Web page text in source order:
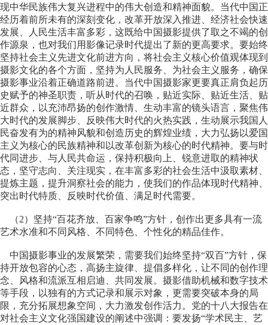
现中华民族伟大复兴进程中的伟大创造和精神面貌。当代中国正
经历着前所未有的深刻变化，改革开放深入推进、经济社会快速
发展、人民生活丰富多彩，这既给中国摄影提供了取之不竭的创
作源泉，也对我们用影像记录时代提出了新的更高要求。要始终
坚持社会主义先进文化前进方向，将社会主义核心价值观体现到
摄影文化的各个方面，坚持为人民服务、为社会主义服务，确保
摄影事业沿着正确道路前进。当代中国摄影家更要真正肩负起历
史赋予的神圣职责，听从时代的召唤，贴近实际、贴近生活、贴
近群众，以充沛昂扬的创作激情、生动丰富的镜头语言，聚焦伟
大时代的发展脚步、反映伟大时代的火热实践，生动展示我国人
民奋发有为的精神风貌和创造历史的辉煌业绩，大力弘扬以爱国
主义为核心的民族精神和以改革创新为核心的时代精神。要与时
代同进步、与人民共命运，保持积极向上、锐意进取的精神状
态，坚守志向、关注现实，在丰富多彩的社会生活中汲取素材、
提炼主题，提升洞察社会的能力，使我们的作品体现时代精神、
突出时代特质、反映时代价值、满足时代需要。
（2）坚持“百花齐放、百家争鸣”方针，创作出更多具有一流
艺术水准和不同风格、不同特色、个性化的精品佳作。
中国摄影事业的发展繁荣，需要我们始终坚持“双百”方针，保
持开放包容的心态，高扬主旋律、提倡多样化，让不同的创作理
念、风格和流派互相启迪、共同发展。摄影借助机械和数字技术
等手段，以独有的方式记录和展示对象，更需要突破本身的局
限，充分拓展想象空间，大力激发创作活力。党的十八大报告在
对社会主义文化强国建设的阐述中强调：要发扬“学术民主、艺